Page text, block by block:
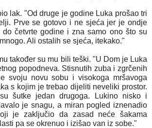
lak. "Od druge je godine Luka prošao tri
Prve se gotovo i ne sjeća jer je ondje
do četvrte godine i zna samo ono što su
Ali ostalih se sjeća, itekako."
također su mu bili teški. "U Dom je Luka
popodneva. Stisnutih zuba i zgrčenih
svoju novu sobu i visokoga mršavoga
s kojim je trebao dijeliti neveliki prostor.
šutke jedan drugoga. Lukino nisko i
je snagu, a miran pogled iznenadio
je zaključio da zasad neće šakama
pa se okrenuo i izišao van iz sobe."